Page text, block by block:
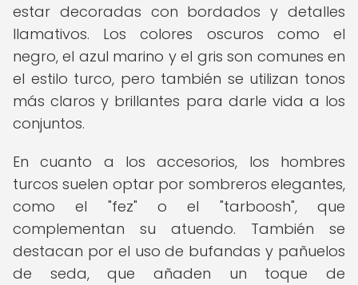
estar decoradas con bordados y detalles
llamativos. Los colores oscuros como el
negro, el azul marino y el gris son comunes en
el estilo turco, pero también se utilizan tonos
más claros y brillantes para darle vida a los
conjuntos.
En cuanto a los accesorios, los hombres
turcos suelen optar por sombreros elegantes,
como el "fez" o el "tarboosh", que
complementan su atuendo. También se
destacan por el uso de bufandas y pañuelos
de seda, que añaden un toque de